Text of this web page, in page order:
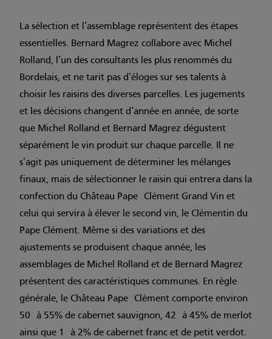
La sélection et l’assemblage représentent des étapes
essentielles. Bernard Magrez collabore avec Michel
Rolland, l’un des consultants les plus renommés du
Bordelais, et ne tarit pas d’éloges sur ses talents à
choisir les raisins des diverses parcelles. Les jugements
et les décisions changent d’année en année, de sorte
que Michel Rolland et Bernard Magrez dégustent
séparément le vin produit sur chaque parcelle. Il ne
s’agit pas uniquement de déterminer les mélanges
finaux, mais de sélectionner le raisin qui entrera dans la
confection du Château Pape Clément Grand Vin et
celui qui servira à élever le second vin, le Clémentin du
Pape Clément. Même si des variations et des
ajustements se produisent chaque année, les
assemblages de Michel Rolland et de Bernard Magrez
présentent des caractéristiques communes. En règle
générale, le Château Pape Clément comporte environ
50 à 55% de cabernet sauvignon, 42 à 45% de merlot
ainsi que 1 à 2% de cabernet franc et de petit verdot.